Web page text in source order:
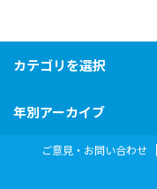
カテゴリを選択
年別アーカイブ
ご意見・お問い合わせ